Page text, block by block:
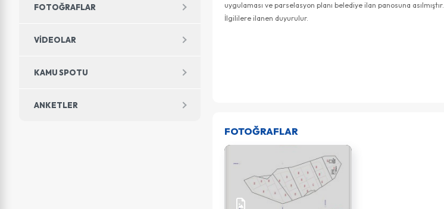
FOTOĞRAFLAR
VIDEOLAR
KAMU SPOTU
ANKETLER
uygulaması ve parselasyon planı belediye ilan panosuna asılmıştır.
İlgililere ilanen duyurulur.
FOTOĞRAFLAR